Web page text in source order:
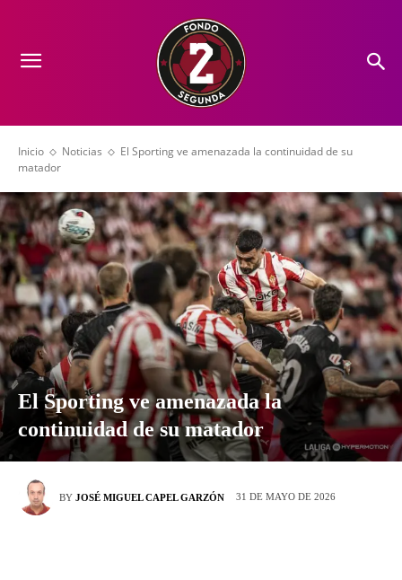
Inicio Noticias
El Sporting ve amenazada la continuidad de su
matador
El Sporting ve amenazada la
continuidad de su matador
BY JOSÉ MIGUEL CAPEL GARZÓN 31 DE MAYO DE 2026